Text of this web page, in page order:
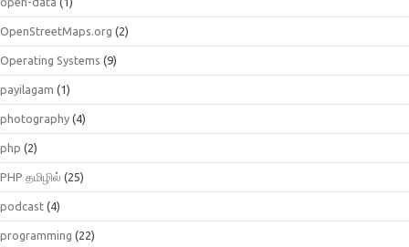
OpenStreetMaps.org (2)
Operating Systems (9)
payilagam (1)
photography (4)
php (2)
PHP தமிழில் (25)
podcast (4)
programming (22)